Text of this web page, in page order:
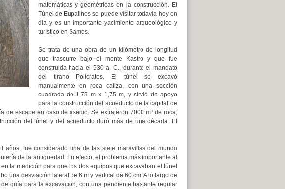
matemáticas y geométricas en la construcción. El
Túnel de Eupalinos se puede visitar todavía hoy en
día y es un importante yacimiento arqueológico y
turístico en Samos.
Se trata de una obra de un kilómetro de longitud
que trascurre bajo el monte Kastro y que fue
construida hacia el 530 a. C., durante el mandato
del tirano Polícrates. El túnel se excavó
manualmente en roca caliza, con una sección
cuadrada de 1,75 m x 1,75 m, y sirvió de apoyo
para la construcción del acueducto de la capital de
de escape en caso de asedio. Se extrajeron 7000 m³ de roca,
del túnel y del acueducto duró más de una década. El
años, fue considerado una de las siete maravillas del mundo
de la antigüedad. En efecto, el problema más importante al
la medición para que los dos equipos que excavaban el túnel
una desviación lateral de 6 m y vertical de 60 cm. A lo largo de
guía para la excavación, con una pendiente bastante regular